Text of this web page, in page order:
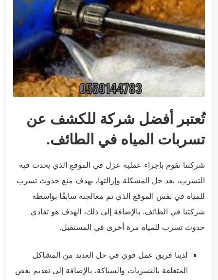
تُعتبر أفضل شركة للكشف عن
تسربات المياه في الطائف.
شركتنا تقوم بإجراء عملية عزل في الموقع الذي يحدث فيه
التسرب، بعد حل المشكلة وإزالتها، بهدف منع حدوث تسرب
للمياه في نفس الموقع الذي تم معالجته سابقًا بواسطة
شركتنا في الطائف. بالإضافة إلى ذلك، الهدف هو تفادي
حدوث تسرب للمياه مرة أخرى في المستقبل.
لدينا فريق عمل قوي في حل العديد من المشاكل
المتعلقة بالتسربات والسباكة، بالإضافة إلى تقديم بعض